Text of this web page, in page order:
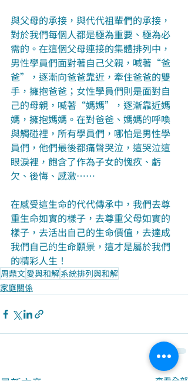
與父母的承接，與代代祖輩們的承接，
對於我們每個人都是極為重要、極為必
需的。在這個父母連接的集體排列中，
男性學員們面對著自己父親，喊著“爸
爸”，逐漸向爸爸靠近，牽住爸爸的雙
手，擁抱爸爸；女性學員們則是面對自
己的母親，喊著“媽媽”，逐漸靠近媽
媽，擁抱媽媽。在對爸爸、媽媽的呼喚
與觸碰裡，所有學員們，哪怕是男性學
員們，他們最後都痛聲哭泣，這哭泣這
眼淚裡，飽含了作為子女的愧疚、虧
欠、後悔、感激……
在感受這生命的代代傳承中，我們去尊
重生命如實的樣子，去尊重父母如實的
樣子，去活出自己的生命價值，去達成
我們自己的生命願景，這才是屬於我們
的精彩人生！
周鼎文愛與和解系統排列與和解
家庭關係
最新文章 查看全部